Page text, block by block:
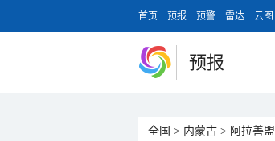
首页 预报 预警 雷达 云图
预报
全国 > 内蒙古 > 阿拉善盟